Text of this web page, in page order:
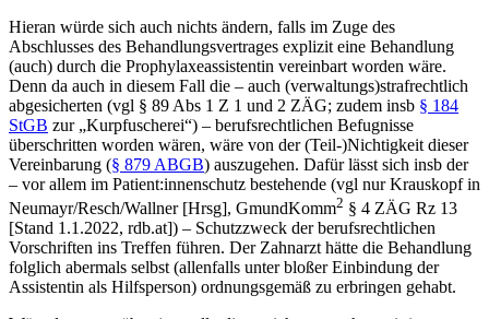
Hieran würde sich auch nichts ändern, falls im Zuge des
Abschlusses des Behandlungsvertrages explizit eine Behandlung
(auch) durch die Prophylaxeassistentin vereinbart worden wäre.
Denn da auch in diesem Fall die – auch (verwaltungs)strafrechtlich
abgesicherten (vgl § 89 Abs 1 Z 1 und 2 ZÄG; zudem insb § 184
StGB zur „Kurpfuscherei“) – berufsrechtlichen Befugnisse
überschritten worden wären, wäre von der (Teil-)Nichtigkeit dieser
Vereinbarung (§ 879 ABGB) auszugehen. Dafür lässt sich insb der
– vor allem im Patient:innenschutz bestehende (vgl nurKrauskopfin
Neumayr/Resch/Wallner[Hrsg], GmundKomm2 § 4 ZÄG Rz 13
[Stand 1.1.2022, rdb.at]) – Schutzzweck der berufsrechtlichen
Vorschriften ins Treffen führen. Der Zahnarzt hätte die Behandlung
folglich abermals selbst (allenfalls unter bloßer Einbindung der
Assistentin als Hilfsperson) ordnungsgemäß zu erbringen gehabt.